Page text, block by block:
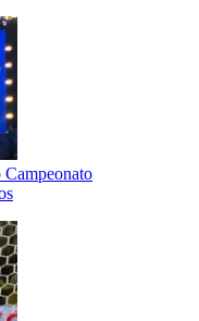
Campeonato